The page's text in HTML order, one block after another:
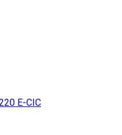
E-CIC